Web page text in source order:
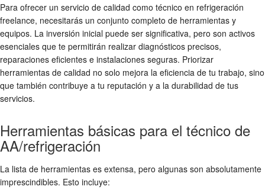
Para ofrecer un servicio de calidad como técnico en refrigeración
freelance, necesitarás un conjunto completo de herramientas y
equipos. La inversión inicial puede ser significativa, pero son activos
esenciales que te permitirán realizar diagnósticos precisos,
reparaciones eficientes e instalaciones seguras. Priorizar
herramientas de calidad no solo mejora la eficiencia de tu trabajo, sino
que también contribuye a tu reputación y a la durabilidad de tus
servicios.
Herramientas básicas para el técnico de
AA/refrigeración
La lista de herramientas es extensa, pero algunas son absolutamente
imprescindibles. Esto incluye: